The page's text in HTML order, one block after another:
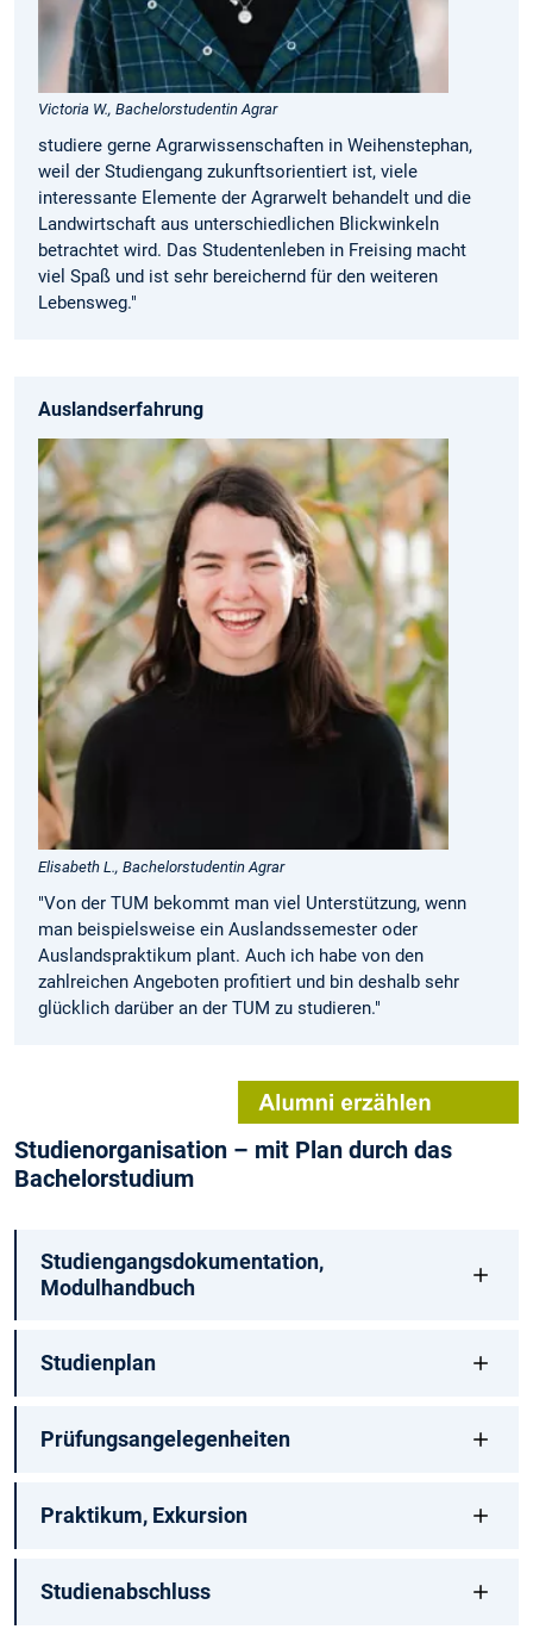
Victoria W., Bachelorstudentin Agrar
studiere gerne Agrarwissen­schaften in Weihenstephan,
weil der Studiengang zukunftsorientiert ist, viele
interessante Elemente der Agrarwelt behandelt und die
Landwirtschaft aus unterschiedlichen Blickwinkeln
betrachtet wird. Das Studentenleben in Freising macht
viel Spaß und ist sehr bereichernd für den weiteren
Lebensweg."
Auslandserfahrung
Elisabeth L., Bachelorstudentin Agrar
"Von der TUM bekommt man viel Unterstützung, wenn
man beispielsweise ein Auslands­semester oder
Auslandspraktikum plant. Auch ich habe von den
zahlreichen Angeboten profitiert und bin deshalb sehr
glücklich darüber an der TUM zu studieren."
Studienorganisation – mit Plan durch das
Bachelorstudium
Studiengangsdokumentation,
Modulhandbuch
Studienplan
Prüfungsangelegenheiten
Praktikum, Exkursion
Studienabschluss